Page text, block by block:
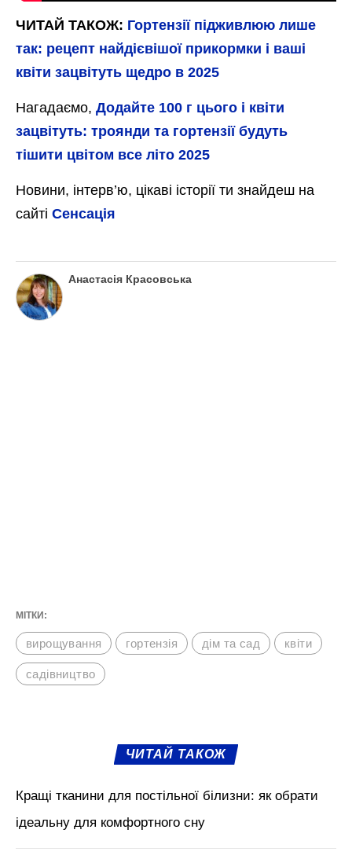
ЧИТАЙ ТАКОЖ: Гортензії підживлюю лише
так: рецепт найдієвішої прикормки і ваші
квіти зацвітуть щедро в 2025
Нагадаємо, Додайте 100 г цього і квіти
зацвітуть: троянди та гортензії будуть
тішити цвітом все літо 2025
Новини, інтерв’ю, цікаві історії ти знайдеш на
сайті Сенсація
Анастасія Красовська
МІТКИ:
вирощування гортензія дім та сад квіти
садівництво
ЧИТАЙ ТАКОЖ
Кращі тканини для постільної білизни: як обрати
ідеальну для комфортного сну